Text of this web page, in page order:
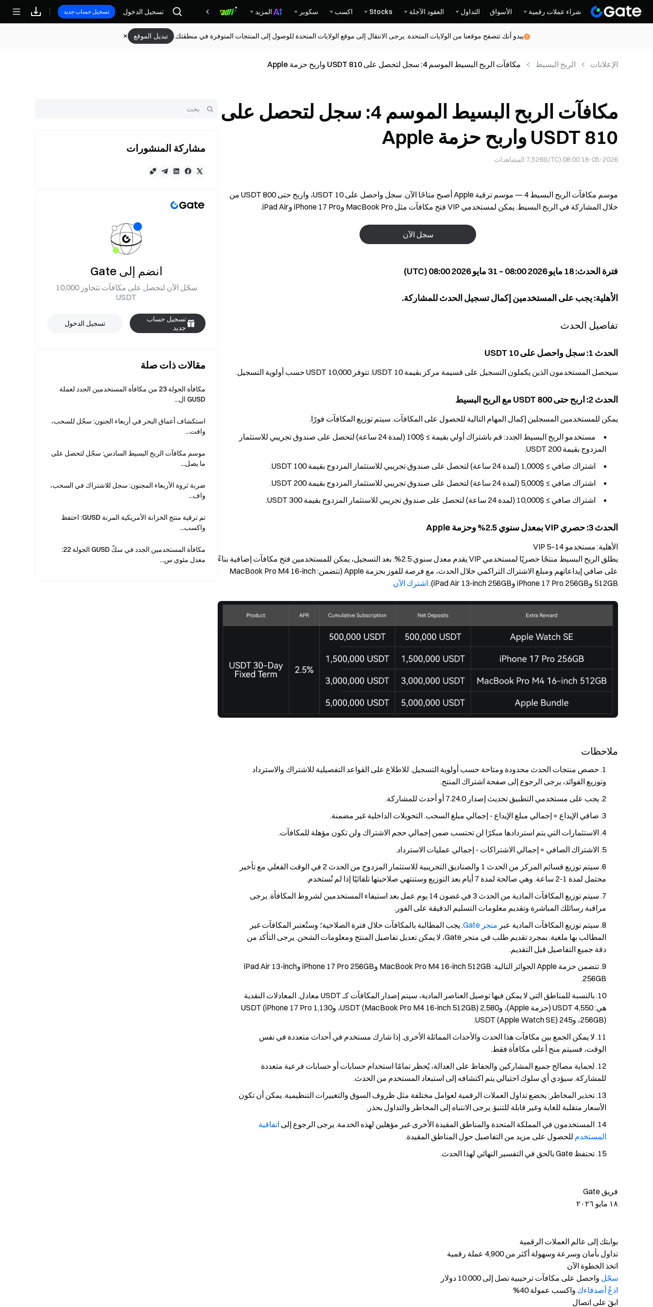
شراء عملات رقمية الأسواق التداول العقود الآجلة Stocks اكسب سكوير المزيد مكافآتتسجيل الدخول تسجيل حساب جديد
يبدو أنك تتصفح موقعنا من الولايات المتحدة. يرجى الانتقال إلى موقع الولايات المتحدة للوصول إلى المنتجات المتوفرة في منطقتك. تبديل الموقع
الإعلانات الربح البسيط مكافآت الربح البسيط الموسم 4: سجل لتحصل على 810 USDT واربح حزمة Apple
مكافآت الربح البسيط الموسم 4: سجل لتحصل على
810 USDT واربح حزمة Apple
18-05-2026 08:00 (UTC)
7,526 المشاهدات
موسم مكافآت الربح البسيط 4 — موسم ترقية Apple أصبح متاحًا الآن. سجل واحصل على 10 USDT، واربح حتى 800 USDT من
خلال المشاركة في الربح البسيط. يمكن لمستخدمي VIP فتح مكافآت مثل MacBook Pro وiPhone 17 Pro وiPad Air.
سجل الآن
فترة الحدث: 18 مايو 2026 08:00 – 31 مايو 2026 08:00 (UTC)
الأهلية: يجب على المستخدمين إكمال تسجيل الحدث للمشاركة.
تفاصيل الحدث
الحدث 1: سجل واحصل على 10 USDT
سيحصل المستخدمون الذين يكملون التسجيل على قسيمة مركز بقيمة 10 USDT. تتوفر 10,000 USDT حسب أولوية التسجيل.
الحدث 2: اربح حتى 800 USDT مع الربح البسيط
يمكن للمستخدمين المسجلين إكمال المهام التالية للحصول على المكافآت. سيتم توزيع المكافآت فورًا.
مستخدمو الربح البسيط الجدد: قم باشتراك أولي بقيمة ≥ $100 (لمدة 24 ساعة) لتحصل على صندوق تجريبي للاستثمار
المزدوج بقيمة 200 USDT.
اشتراك صافي ≥ $1,000 (لمدة 24 ساعة) لتحصل على صندوق تجريبي للاستثمار المزدوج بقيمة 100 USDT.
اشتراك صافي ≥ $5,000 (لمدة 24 ساعة) لتحصل على صندوق تجريبي للاستثمار المزدوج بقيمة 200 USDT.
اشتراك صافي ≥ $10,000 (لمدة 24 ساعة) لتحصل على صندوق تجريبي للاستثمار المزدوج بقيمة 300 USDT.
الحدث 3: حصري VIP بمعدل سنوي 2.5% وحزمة Apple
الأهلية: مستخدمو VIP 5–14
يطلق الربح البسيط منتجًا حصريًا لمستخدمي VIP يقدم معدل سنوي 2.5%. بعد التسجيل، يمكن للمستخدمين فتح مكافآت إضافية بناءً
على صافي إيداعاتهم ومبلغ الاشتراك التراكمي خلال الحدث، مع فرصة للفوز بحزمة Apple (تتضمن: MacBook Pro M4 16-inch
512GB وiPhone 17 Pro 256GB وiPad Air 13-inch 256GB).
اشترك الآن
ملاحظات
حصص منتجات الحدث محدودة ومتاحة حسب أولوية التسجيل. للاطلاع على القواعد التفصيلية للاشتراك والاسترداد
وتوزيع الفوائد، يرجى الرجوع إلى صفحة اشتراك المنتج.
يجب على مستخدمي التطبيق تحديث إصدار 7.24.0 أو أحدث للمشاركة.
صافي الإيداع = إجمالي مبلغ الإيداع - إجمالي مبلغ السحب. التحويلات الداخلية غير مضمنة.
الاستثمارات التي يتم استردادها مبكرًا لن تحتسب ضمن إجمالي حجم الاشتراك ولن تكون مؤهلة للمكافآت.
الاشتراك الصافي = إجمالي الاشتراكات - إجمالي عمليات الاسترداد.
سيتم توزيع قسائم المركز من الحدث 1 والصناديق التجريبية للاستثمار المزدوج من الحدث 2 في الوقت الفعلي مع تأخير
محتمل لمدة 1-2 ساعة. وهي صالحة لمدة 7 أيام بعد التوزيع وستنتهي صلاحيتها تلقائيًا إذا لم تُستخدم.
سيتم توزيع المكافآت المادية من الحدث 3 في غضون 14 يوم عمل بعد استيفاء المستخدمين لشروط المكافأة. يرجى
مراقبة رسائلك المباشرة وتقديم معلومات التسليم الدقيقة على الفور.
سيتم توزيع المكافآت المادية عبر متجر Gate
. يجب المطالبة بالمكافآت خلال فترة الصلاحية؛ وستُعتبر المكافآت غير
المطالب بها ملغية. بمجرد تقديم طلب في متجر Gate، لا يمكن تعديل تفاصيل المنتج ومعلومات الشحن. يرجى التأكد من
دقة جميع التفاصيل قبل التقديم.
تتضمن حزمة Apple الجوائز التالية: MacBook Pro M4 16-inch 512GB وiPhone 17 Pro 256GB وiPad Air 13-inch
256GB.
بالنسبة للمناطق التي لا يمكن فيها توصيل العناصر المادية، سيتم إصدار المكافآت كـ USDT معادل. المعادلات النقدية
هي: 4,550 USDT (حزمة Apple)، و2,580 USDT (MacBook Pro M4 16-inch 512GB)، و1,130 USDT (iPhone 17 Pro
256GB)، و245 USDT (Apple Watch SE).
لا يمكن الجمع بين مكافآت هذا الحدث والأحداث المماثلة الأخرى. إذا شارك مستخدم في أحداث متعددة في نفس
الوقت، فسيتم منح أعلى مكافأة فقط.
لحماية مصالح جميع المشاركين والحفاظ على العدالة، يُحظر تمامًا استخدام حسابات أو حسابات فرعية متعددة
للمشاركة. سيؤدي أي سلوك احتيالي يتم اكتشافه إلى استبعاد المستخدم من الحدث.
تحذير المخاطر: يخضع تداول العملات الرقمية لعوامل مختلفة مثل ظروف السوق والتغييرات التنظيمية. يمكن أن تكون
الأسعار متقلبة للغاية وغير قابلة للتنبؤ. يرجى الانتباه إلى المخاطر والتداول بحذر.
المستخدمون في المملكة المتحدة والمناطق المقيدة الأخرى غير مؤهلين لهذه الخدمة. يرجى الرجوع إلى اتفاقية
المستخدم للحصول على مزيد من التفاصيل حول المناطق المقيدة.
تحتفظ Gate بالحق في التفسير النهائي لهذا الحدث.
فريق Gate
١٨ مايو ٢٠٢٦
بوابتك إلى عالم العملات الرقمية
تداول بأمان وسرعة وسهولة أكثر من 4,900 عملة رقمية
اتخذ الخطوة الآن
سجّل واحصل على مكافآت ترحيبية تصل إلى 10.000 دولار
ادعُ أصدقاءك واكسب عمولة 40%
ابقَ على اتصال
مشاركة المنشورات
انضم إلى Gate
سجّل الآن لتحصل على مكافآت تتجاوز 10,000
USDT
تسجيل حساب
جديد
تسجيل الدخول
مقالات ذات صلة
مكافأة الجولة 23 من مكافأة المستخدمين الجدد لعملة
GUSD ال...
استكشاف أعماق البحر في أربعاء الجنون: سجّل للسحب،
وافت...
موسم مكافآت الربح البسيط السادس: سجّل لتحصل على
ما يصل...
ضربة ثروة الأربعاء المجنون: سجل للاشتراك في السحب،
واف...
تم ترقية منتج الخزانة الأمريكية المرنة GUSD: احتفظ
واكسب...
مكافأة المستخدمين الجدد في سكّ GUSD الجولة 22:
معدل مئوي س...